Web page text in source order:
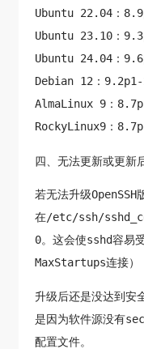
Ubuntu 22.04：
Ubuntu 23.10：
Ubuntu 24.04：
Debian 12：9.2p1-
AlmaLinux 9：
RockyLinux9：
四、无法更新或更新
若无法升级OpenSSH
在/etc/ssh/
0。这会使sshd容易
MaxStartups连接）
升级后还是没达到安
是因为软件源没有
配置文件。